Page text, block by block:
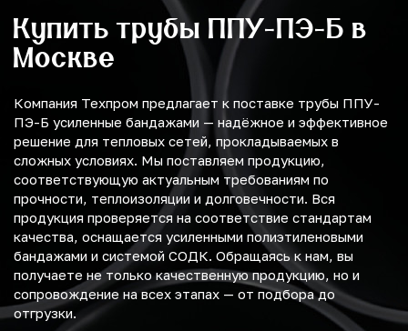
Купить трубы ППУ-ПЭ-Б в
Москве
Компания Техпром предлагает к поставке трубы ППУ-
ПЭ-Б усиленные бандажами — надёжное и эффективное
решение для тепловых сетей, прокладываемых в
сложных условиях. Мы поставляем продукцию,
соответствующую актуальным требованиям по
прочности, теплоизоляции и долговечности. Вся
продукция проверяется на соответствие стандартам
качества, оснащается усиленными полиэтиленовыми
бандажами и системой СОДК. Обращаясь к нам, вы
получаете не только качественную продукцию, но и
сопровождение на всех этапах — от подбора до
отгрузки.